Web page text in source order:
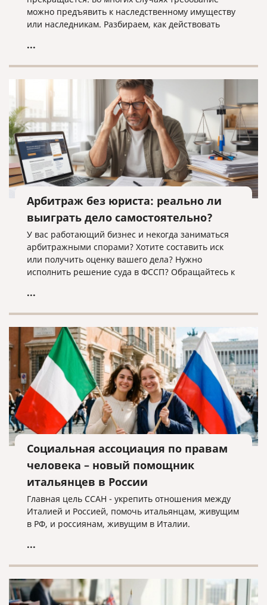
можно предъявить к наследственному имуществу
или наследникам. Разбираем, как действовать
наследство, еще не приняли его или когда
...
Арбитраж без юриста: реально ли
выиграть дело самостоятельно?
У вас работающий бизнес и некогда заниматься
арбитражными спорами? Хотите составить иск
или получить оценку вашего дела? Нужно
исполнить решение суда в ФССП? Обращайтесь к
...
Социальная ассоциация по правам
человека – новый помощник
итальянцев в России
Главная цель ССАН - укрепить отношения между
Италией и Россией, помочь итальянцам, живущим
в РФ, и россиянам, живущим в Италии.
...